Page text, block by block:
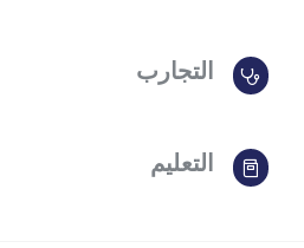
التجارب
التعليم